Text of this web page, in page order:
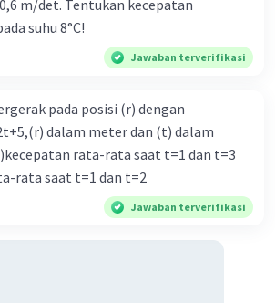
m/det. Tentukan kecepatan
suhu 8°C!
Jawaban terverifikasi
pada posisi (r) dengan
dalam meter dan (t) dalam
rata-rata saat t=1 dan t=3
rata saat t=1 dan t=2
Jawaban terverifikasi